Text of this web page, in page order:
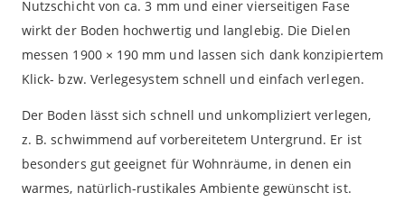
Nutzschicht von ca. 3 mm und einer vierseitigen Fase
wirkt der Boden hochwertig und langlebig. Die Dielen
messen 1900 × 190 mm und lassen sich dank konzipiertem
Klick- bzw. Verlegesystem schnell und einfach verlegen.
Der Boden lässt sich schnell und unkompliziert verlegen,
z. B. schwimmend auf vorbereitetem Untergrund. Er ist
besonders gut geeignet für Wohnräume, in denen ein
warmes, natürlich-rustikales Ambiente gewünscht ist.